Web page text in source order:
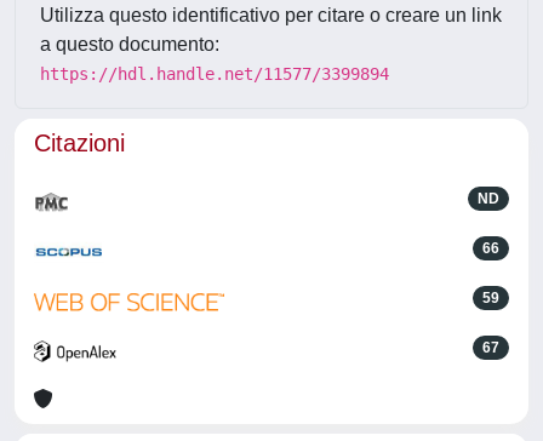
Utilizza questo identificativo per citare o creare un link
a questo documento:
https://hdl.handle.net/11577/3399894
Citazioni
ND
66
59
67